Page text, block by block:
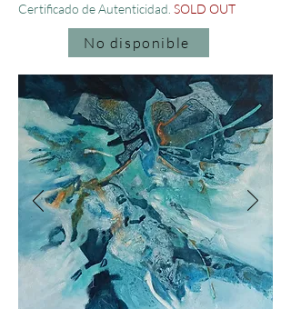
Certificado de Autenticidad. SOLD OUT
No disponible